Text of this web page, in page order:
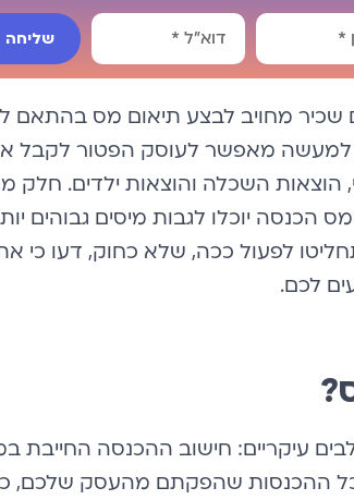
שליחה
מחויב לבצע תיאום מס בהתאם
למעשה מאפשר לעוסק הפטור לקבל
הוצאות השכלה והוצאות ילדים. חלק
יוכלו לגבות מיסים גבוהים
לפעול ככה, שלא כחוק, דעו כי
לכם.
עיקריים: חישוב ההכנסה החייבת
כל ההכנסות שהפקתם מהעסק שלכם,